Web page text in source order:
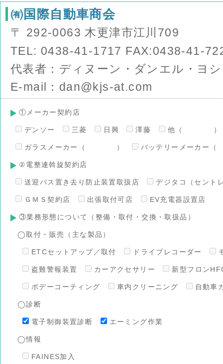
㈲国際自動車商会
〒 292-0063 木更津市江川709
TEL: 0438-41-1717 FAX:0438-41-
代表者：ディヌーン・ダンエル・ヨ
E-mail：dan@kjs-at.com
①メーカー契約店
デンソー 三菱 日興 澤藤 他（ ）
ガラスメーカー（ ） バッテリーメー
②電整連斡旋契約店
送迎バス置き去り防止装置取扱店 デジタコ（セント
ＧＭＳ契約店 出張取付可店 EV充電器設置店
③業務形態について（整備・取付・交換・取扱品）
◯取付・販売（主な製品）
ETCセットアップ／取付 ドライブレコーダー
盗難警報装置 カーアクセサリー 新型フロン
ボデーコーティング 車内クリーニング 自動車
◯診断
電子制御装置診断 エーミング作業
◯情報
FAINES加入